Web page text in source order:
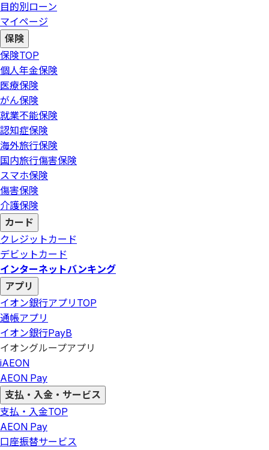
目的別ローン
マイページ
保険
保険TOP
個人年金保険
医療保険
がん保険
就業不能保険
認知症保険
海外旅行保険
国内旅行傷害保険
スマホ保険
傷害保険
介護保険
カード
クレジットカード
デビットカード
インターネットバンキング
アプリ
イオン銀行アプリ TOP
通帳アプリ
イオン銀行PayB
イオングループアプリ
iAEON
AEON Pay
支払・入金・サービス
支払・入金TOP
AEON Pay
口座振替サービス